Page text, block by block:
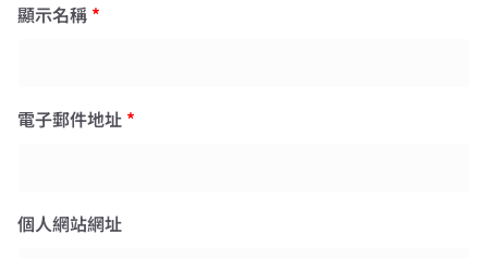
顯示名稱 *
電子郵件地址 *
個人網站網址